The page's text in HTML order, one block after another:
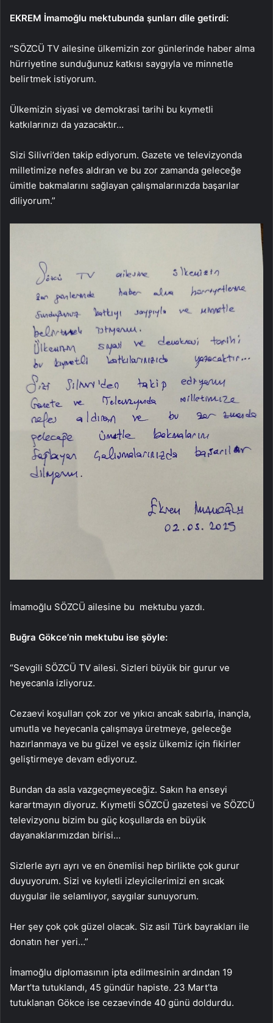
EKREM İmamoğlu mektubunda şunları dile getirdi:
“SÖZCÜ TV ailesine ülkemizin zor günlerinde haber alma
hürriyetine sunduğunuz katkısı saygıyla ve minnetle
belirtmek istiyorum.
Ülkemizin siyasi ve demokrasi tarihi bu kıymetli
katkılarınızı da yazacaktır…
Sizi Silivri’den takip ediyorum. Gazete ve televizyonda
milletimize nefes aldıran ve bu zor zamanda geleceğe
ümitle bakmalarını sağlayan çalışmalarınızda başarılar
diliyorum.”
İmamoğlu SÖZCÜ ailesine bu mektubu yazdı.
Buğra Gökce’nin mektubu ise şöyle:
“Sevgili SÖZCÜ TV ailesi. Sizleri büyük bir gurur ve
heyecanla izliyoruz.
Cezaevi koşulları çok zor ve yıkıcı ancak sabırla, inançla,
umutla ve heyecanla çalışmaya üretmeye, geleceğe
hazırlanmaya ve bu güzel ve eşsiz ülkemiz için fikirler
geliştirmeye devam ediyoruz.
Bundan da asla vazgeçmeyeceğiz. Sakın ha enseyi
karartmayın diyoruz. Kıymetli SÖZCÜ gazetesi ve SÖZCÜ
televizyonu bizim bu güç koşullarda en büyük
dayanaklarımızdan birisi…
Sizlerle ayrı ayrı ve en önemlisi hep birlikte çok gurur
duyuyorum. Sizi ve kıyletli izleyicilerimizi en sıcak
duygular ile selamlıyor, saygılar sunuyorum.
Her şey çok çok güzel olacak. Siz asil Türk bayrakları ile
donatın her yeri…”
İmamoğlu diplomasının ipta edilmesinin ardından 19
Mart’ta tutuklandı, 45 gündür hapiste. 23 Mart’ta
tutuklanan Gökce ise cezaevinde 40 günü doldurdu.